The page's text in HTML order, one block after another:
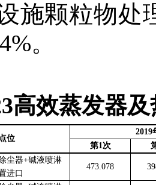
施颗粒物处
。
高效蒸发器
位
2019
第1 次
尘器+碱液喷淋
进口
473.078